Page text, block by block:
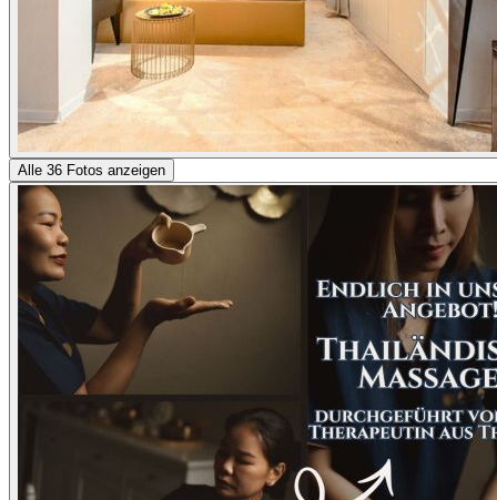
Alle 36 Fotos anzeigen